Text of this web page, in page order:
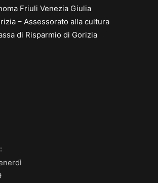
Friuli Venezia Giulia
– Assessorato alla cultura
di Risparmio di Gorizia